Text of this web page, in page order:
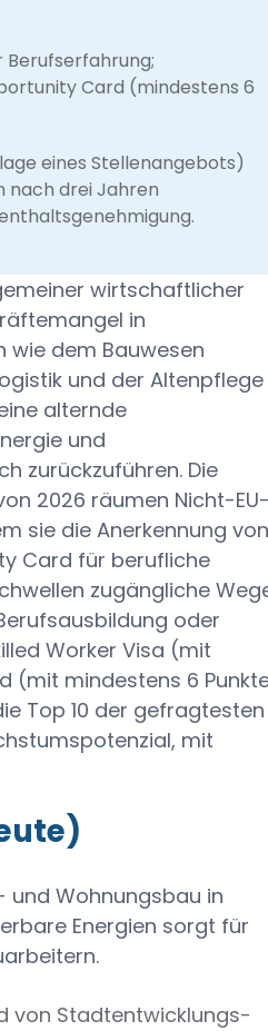
Berufserfahrung;
Card (mindestens 6
eines Stellenangebots)
nach drei Jahren
wirtschaftlicher
in
wie dem Bauwesen
und der Altenpflege
alternde
und
zurückzuführen. Die
2026 räumen Nicht-EU-
sie die Anerkennung von
Card für berufliche
zugängliche
oder
Worker Visa (mit
(mit mindestens 6
Top 10 der gefragtesten
mit
und Wohnungsbau in
Energien sorgt für
von Stadtentwicklungs-